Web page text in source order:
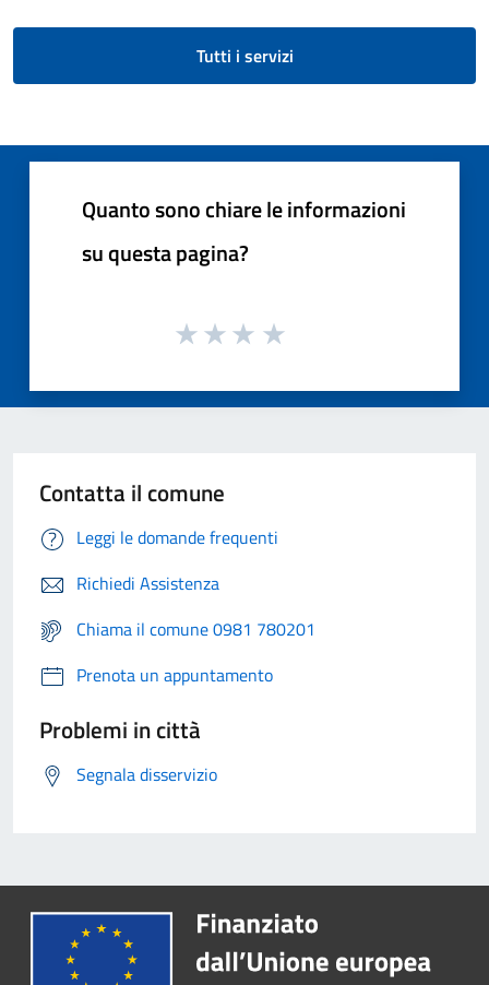
Tutti i servizi
Quanto sono chiare le informazioni
su questa pagina?
Contatta il comune
Leggi le domande frequenti
Richiedi Assistenza
Chiama il comune 0981 780201
Prenota un appuntamento
Problemi in città
Segnala disservizio